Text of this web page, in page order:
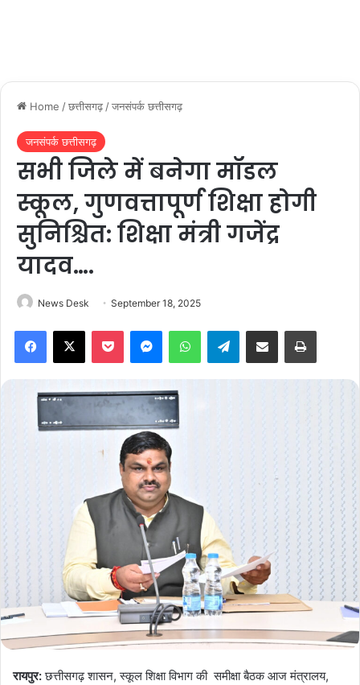
Home /छत्तीसगढ़ /जनसंपर्क छत्तीसगढ़
जनसंपर्क छत्तीसगढ़
सभी जिले में बनेगा मॉडल
स्कूल, गुणवत्तापूर्ण शिक्षा होगी
सुनिश्चित: शिक्षा मंत्री गजेंद्र
यादव….
News Desk September 18, 2025
Telegram
रायपुर:छत्तीसगढ़ शासन, स्कूल शिक्षा विभाग की समीक्षा बैठक आज मंत्रालय,